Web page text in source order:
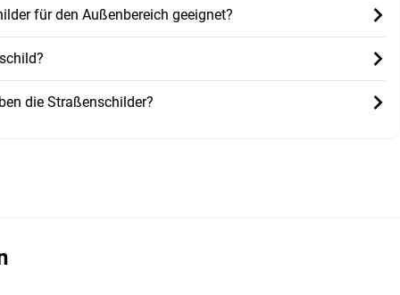
für den Außenbereich geeignet?
die Straßenschilder?